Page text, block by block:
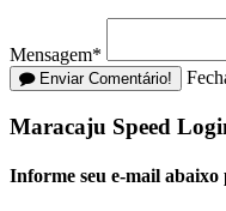
Mensagem*
Enviar Comentário!
Maracaju Speed
Informe seu e-mail